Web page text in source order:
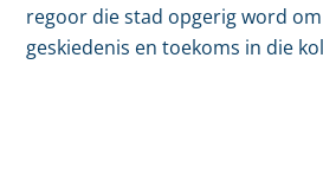
regoor die stad opgerig word
geskiedenis en toekoms in die